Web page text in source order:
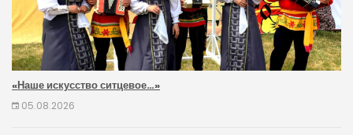
«Наше искусство ситцевое…»
05.08.2026